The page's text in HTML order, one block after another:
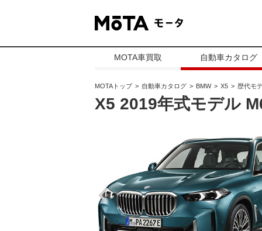
MOTA車買取 自動車カタログ
MOTAトップ 自動車カタログ BMW X5 歴代モ
X5 2019年式モデル